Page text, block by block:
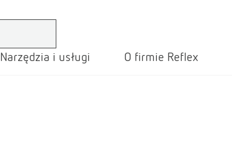
Narzędzia i usługi O firmie Reflex